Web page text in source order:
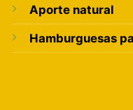
Aporte natural
Hamburguesas